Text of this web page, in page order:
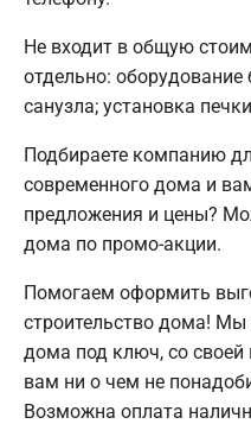
Не входит в общую
отдельно: оборудование
санузла; установка
Подбираете компанию
современного дома и
предложения и цены?
дома по промо-акции.
Помогаем оформить
строительство дома!
дома под ключ, со своей
вам ни о чем не
Возможна оплата